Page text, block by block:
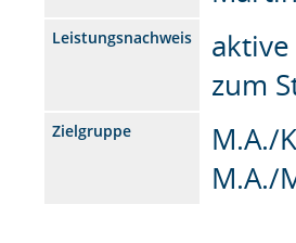
Leistungsnachweis
zum
Zielgruppe
M.A./
M.A./